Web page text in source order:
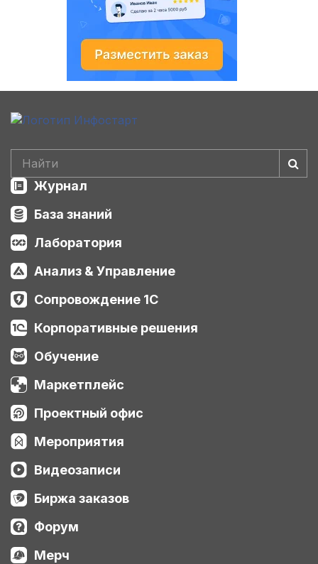
Журнал
База знаний
Лаборатория
Анализ & Управление
Сопровождение 1С
Корпоративные решения
Обучение
Маркетплейс
Проектный офис
Мероприятия
Видеозаписи
Биржа заказов
Форум
Мерч